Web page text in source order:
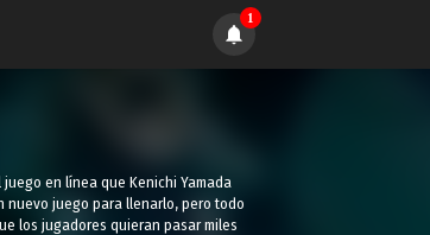
1
juego en línea que Kenichi Yamada
nuevo juego para llenarlo, pero todo
los jugadores quieran pasar miles